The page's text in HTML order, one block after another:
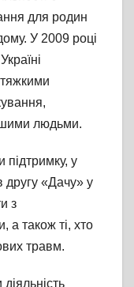
для родин
У 2009 році
людьми.
у
другу «Дачу» у
з
а також ті, хто
травм.